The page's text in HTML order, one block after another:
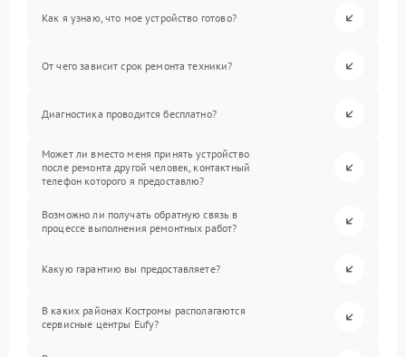
Как я узнаю, что мое устройство готово?
От чего зависит срок ремонта техники?
Диагностика проводится бесплатно?
Может ли вместо меня принять устройство
после ремонта другой человек, контактный
телефон которого я предоставлю?
Возможно ли получать обратную связь в
процессе выполнения ремонтных работ?
Какую гарантию вы предоставляете?
В каких районах Костромы располагаются
сервисные центры Eufy?